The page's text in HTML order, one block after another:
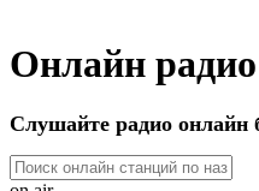
Онлайн
Слушайте радио